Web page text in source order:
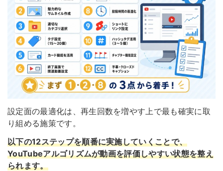
設定面の最適化は、再生回数を増やす上で最も確実に取
り組める施策です。
以下の12ステップを順番に実施していくことで、
YouTubeアルゴリズムが動画を評価しやすい状態を整え
られます。